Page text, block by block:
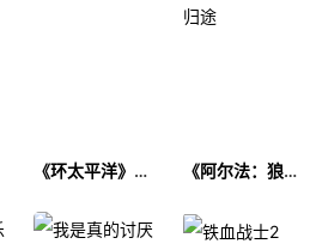
《环太平洋》电
《阿尔法：狼伴
文案